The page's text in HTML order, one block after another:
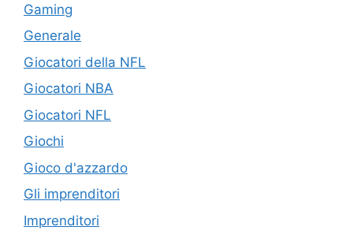
Gaming
Generale
Giocatori della NFL
Giocatori NBA
Giocatori NFL
Giochi
Gioco d'azzardo
Gli imprenditori
Imprenditori